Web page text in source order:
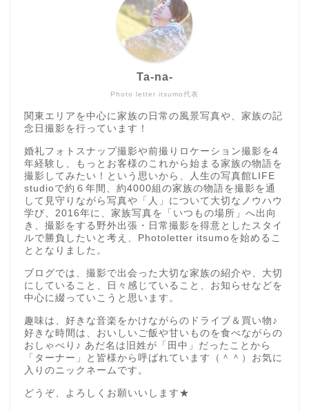
Photo letter itsumo代表
Ta-na-
関東エリアを中心に家族の日常の風景写真や、家族の記
念日撮影を行っています！
婚礼フォトスナップ撮影や前撮りロケーション撮影を4
年経験し、もっとお客様のこれから始まる家族の物語を
撮影してみたい！という思いから、人生の写真館LIFE
studioで約６年間、約4000組の家族の物語を撮影を通
して見守りながら写真や「人」について大切なノウハウ
学び、2016年に、家族写真を「いつもの場所」へ出向
き、撮影をする野外出張・日常撮影を得意としたスタイ
ルで勝負したいと考え、Photoletter itsumoを始めるこ
ととなりました。
ブログでは、撮影で出会った大切な家族の紹介や、大切
にしていること、日々感じていること、お知らせなどを
中心に綴っていこうと思います。
趣味は、好きな音楽をかけながらのドライブ＆買い物♪
好きな時間は、おいしいご飯や甘いものを食べながらの
おしゃべり♪ あだ名は旧姓が「田中」だったことから
「ターナー」と皆様から呼ばれています（＾＾）お気に
入りのニックネームです。
どうぞ、よろしくお願いいします★